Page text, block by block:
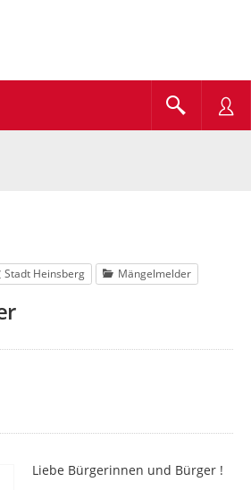
Stadt Heinsberg Mängelmelder
Liebe Bürgerinnen und Bürger !